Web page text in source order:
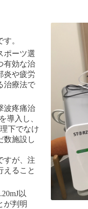
。
ポーツ選
有効な治
炎や疲労
治療法で
波疼痛治
導入し、
下でなけ
数施設し
が、 注
えること
以
が判明